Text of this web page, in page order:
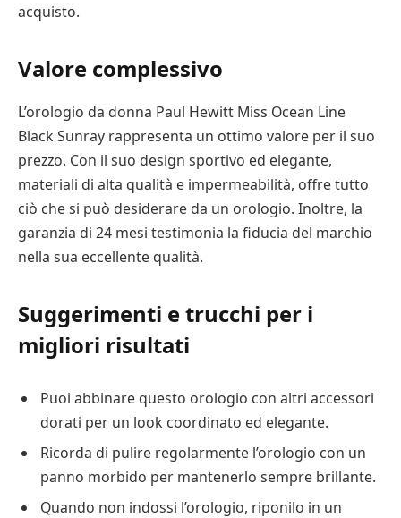
acquisto.
Valore complessivo
L’orologio da donna Paul Hewitt Miss Ocean Line
Black Sunray rappresenta un ottimo valore per il suo
prezzo. Con il suo design sportivo ed elegante,
materiali di alta qualità e impermeabilità, offre tutto
ciò che si può desiderare da un orologio. Inoltre, la
garanzia di 24 mesi testimonia la fiducia del marchio
nella sua eccellente qualità.
Suggerimenti e trucchi per i
migliori risultati
Puoi abbinare questo orologio con altri accessori
dorati per un look coordinato ed elegante.
Ricorda di pulire regolarmente l’orologio con un
panno morbido per mantenerlo sempre brillante.
Quando non indossi l’orologio, riponilo in un